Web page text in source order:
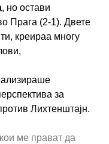
, но остави
Прага (2-1). Двете
креираа многу
за
Лихтенштајн.
ме прават да